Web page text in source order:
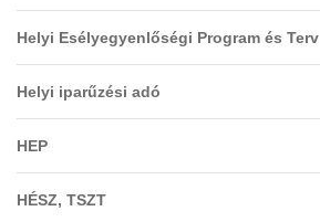
Helyi Esélyegyenlőségi Program és Terv
Helyi iparűzési adó
HEP
HÉSZ, TSZT